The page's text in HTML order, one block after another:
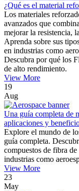
¿Qué es el material
Los materiales
avanzados que
mejorar la resistencia,
Aprenda sobre sus
en industrias como
Descubra por qué los
de alto rendimiento.
View More
19
Aug
Una guía completa de
aplicaciones y
Explore el mundo de
guía completa.
compuestos de fibra
industrias como
View More
23
May